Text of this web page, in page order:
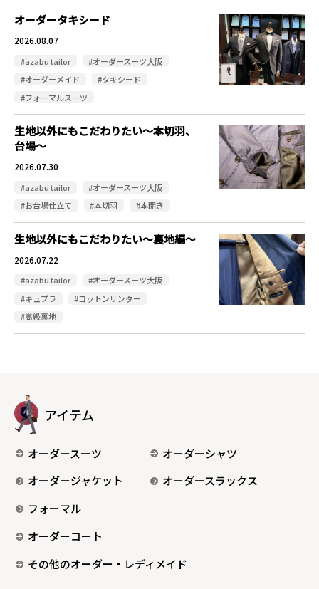
オーダータキシード
2026.08.07
#azabu tailor
#オーダースーツ大阪
#オーダーメイド
#タキシード
#フォーマルスーツ
生地以外にもこだわりたい～本切羽、
台場～
2026.07.30
#azabu tailor
#オーダースーツ大阪
#お台場仕立て
#本切羽 #本開き
生地以外にもこだわりたい～裏地編～
2026.07.22
#azabu tailor
#オーダースーツ大阪
#キュプラ
#コットンリンター
#高級裏地
アイテム
オーダースーツ
オーダーシャツ
オーダージャケット
オーダースラックス
フォーマル
オーダーコート
その他のオーダー・レディメイド